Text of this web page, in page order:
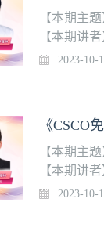
【本期主
【本期讲
2.尿路上皮
2023-10-
《
【本期主
【本期讲
颈部鳞癌
2023-10-